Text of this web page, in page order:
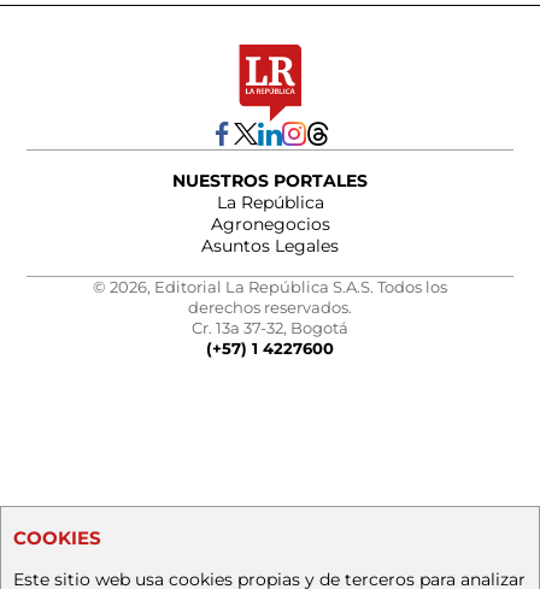
NUESTROS PORTALES
La República
Agronegocios
Asuntos Legales
© 2026, Editorial La República S.A.S. Todos los
derechos reservados.
Cr. 13a 37-32, Bogotá
(+57) 1 4227600
COOKIES
Este sitio web usa cookies propias y de terceros para analizar